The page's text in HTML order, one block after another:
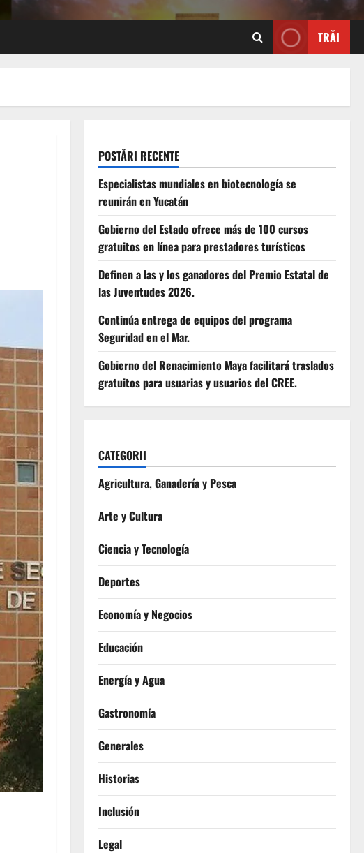
TRĂI
POSTĂRI RECENTE
Especialistas mundiales en biotecnología se
reunirán en Yucatán
Gobierno del Estado ofrece más de 100 cursos
gratuitos en línea para prestadores turísticos
Definen a las y los ganadores del Premio Estatal de
las Juventudes 2026.
Continúa entrega de equipos del programa
Seguridad en el Mar.
Gobierno del Renacimiento Maya facilitará traslados
gratuitos para usuarias y usuarios del CREE.
CATEGORII
Agricultura, Ganadería y Pesca
Arte y Cultura
Ciencia y Tecnología
Deportes
Economía y Negocios
Educación
Energía y Agua
Gastronomía
Generales
Historias
Inclusión
Legal